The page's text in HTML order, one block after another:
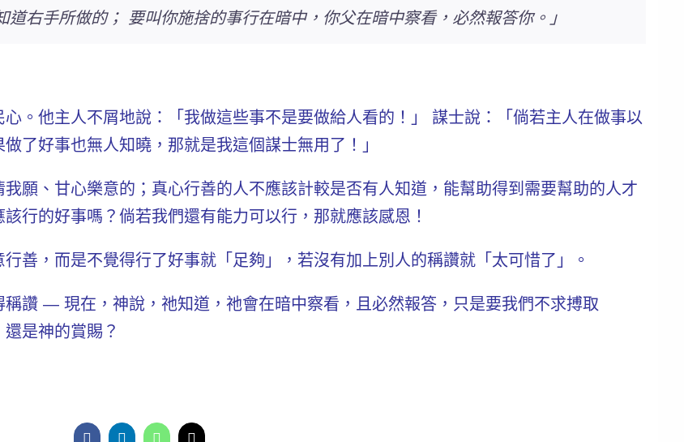
道右手所做的； 要叫你施捨的事行在暗中，你父在暗中察看，必然報答你。」
。他主人不屑地說：「我做這些事不是要做給人看的！」 謀士說：「倘若主人在做事以
做了好事也無人知曉，那就是我這個謀士無用了！」
願、甘心樂意的； 真心行善的人不應該計較是否有人知道，能幫助得到需要幫助的人才
該行的好事嗎？倘若我們還有能力可以行 ，那就應該感恩！
善，而是不覺得行了好事就「足夠」，若沒有加上別人的稱讚就「太可惜了」。
讚 — 現在，神說，祂知道，祂會在暗中察看，且必然報答 ，只是要我們不求搏取
還是神的賞賜？